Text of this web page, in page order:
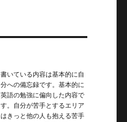
書いている内容は基本的に自
分への備忘録です。基本的に
英語の勉強に偏向した内容で
す。自分が苦手とするエリア
はきっと他の人も抱える苦手